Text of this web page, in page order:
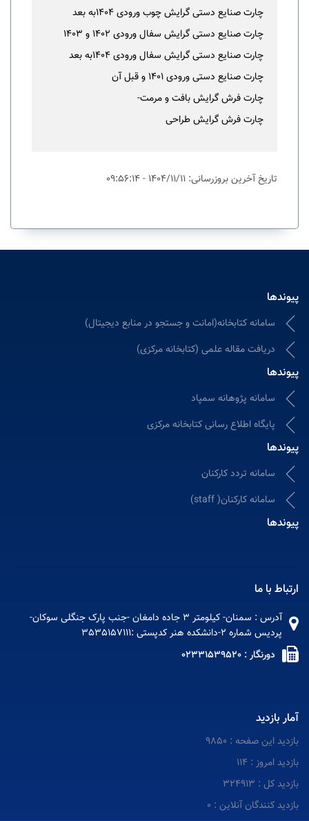
چارت صنایع دستی گرایش چوب ورودی 1404به بعد
چارت صنایع دستی گرایش سفال ورودی 1402 و 1403
چارت صنایع دستی گرایش سفال ورودی 1404به بعد
چارت صنایع دستی ورودی 1401 و قبل آن
چارت فرش گرایش بافت و مرمت-
چارت فرش گرایش طراحی
تاریخ آخرین بروزرسانی: 1404/11/11 - 09:56:14
پیوندها
سامانه کتابخانه(امانت و جستجو در منابع دیجیتال)
دریافت مقاله علمی (کتابخانه مرکزی)
پیوندها
سامانه پژوهانه سمپاد
پایگاه اطلاع رسانی کتابخانه مرکزی
پیوندها
سامانه تردد کارکنان
سامانه کارکنان( staff)
پیوندها
ارتباط با ما
آدرس : سمنان- کیلومتر 3 جاده دامغان -جنب پارک جنگلی سوکان-
پردیس شماره 2-دانشکده هنر کدپستی :3535157111
دورنگار : 02331539520
آمار بازدید
بازدید این صفحه : 9850
بازدید امروز : 114
بازدید کل : 324913
بازدید کنندگان آنلاین : 0